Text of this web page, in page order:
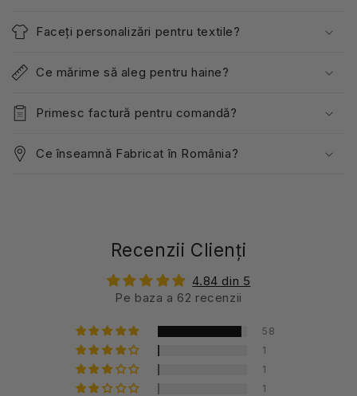
Faceți personalizări pentru textile?
Ce mărime să aleg pentru haine?
Primesc factură pentru comandă?
Ce înseamnă Fabricat în România?
Recenzii Clienți
4.84 din 5
Pe baza a 62 recenzii
58
1
1
1